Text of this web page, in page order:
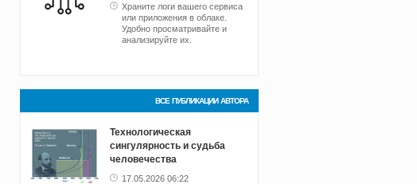
Храните логи вашего сервиса
или приложения в облаке.
Удобно просматривайте и
анализируйте их.
ВСЕ ПУБЛИКАЦИИ АВТОРА
Технологическая
сингулярность и судьба
человечества
17.05.2026 06:22